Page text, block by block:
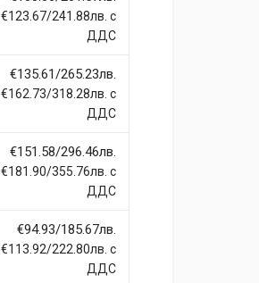
€123.67/241.88лв. с
ДДС
€135.61/265.23лв.
€162.73/318.28лв. с
ДДС
€151.58/296.46лв.
€181.90/355.76лв. с
ДДС
€94.93/185.67лв.
€113.92/222.80лв. с
ДДС